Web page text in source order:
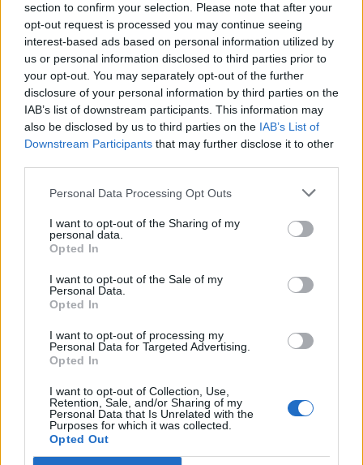
section to confirm your selection. Please note that after your
opt-out request is processed you may continue seeing
interest-based ads based on personal information utilized by
us or personal information disclosed to third parties prior to
your opt-out. You may separately opt-out of the further
disclosure of your personal information by third parties on the
IAB’s list of downstream participants. This information may
also be disclosed by us to third parties on the IAB’s List of
Downstream Participants that may further disclose it to other
Personal Data Processing Opt Outs
I want to opt-out of the Sharing of my
personal data.
Opted In
I want to opt-out of the Sale of my
Personal Data.
Opted In
I want to opt-out of processing my
Personal Data for Targeted Advertising.
Opted In
I want to opt-out of Collection, Use,
Retention, Sale, and/or Sharing of my
Personal Data that Is Unrelated with the
Purposes for which it was collected.
Opted Out
Ακολουθήστε τοnotospress.grστο Google News και
μάθετε πρώτοιόλες τις ειδήσεις
TAGS: ΑΛΙΕΙΑ
ΣΙΜΟΣ ΚΕΔΙΚΟΓΛΟΥ
ΑΝΔΡΕΑΣ ΘΕΟΦΙΛΟΥ
ΣΩΜΑΤΕΙΟ ΨΑΡΑΔΩΝ ΝΕΑΠΟΛΗΣ
ΝΕΑΠΟΛΗ
ΥΠΑΑΤ
ΥΠΟΥΡΓΕΙΟ ΑΓΡΟΤΙΚΗΣ ΑΝΑΠΤΥΞΗΣ ΚΑΙ ΤΡΟΦΙΜΩΝ
ΑΠΟΖΗΜΙΩΣΕΙΣ